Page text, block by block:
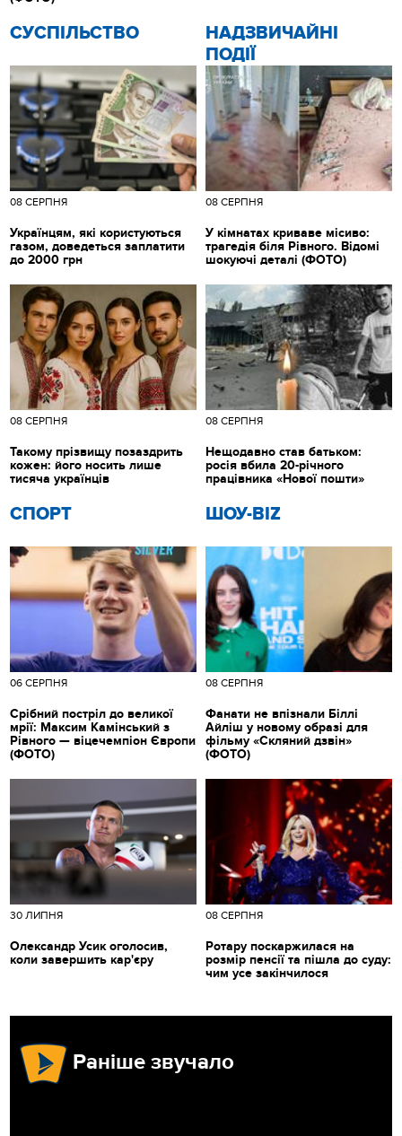
CУСПІЛЬСТВО
08 СЕРПНЯ
Українцям, які користуються
газом, доведеться заплатити
до 2000 грн
НАДЗВИЧАЙНІ
ПОДІЇ
08 СЕРПНЯ
У кімнатах криваве місиво:
трагедія біля Рівного. Відомі
шокуючі деталі (ФОТО)
СПОРТ
06 СЕРПНЯ
Срібний постріл до великої
мрії: Максим Камінський з
Рівного — віцечемпіон Європи
(ФОТО)
ШОУ-BIZ
08 СЕРПНЯ
Фанати не впізнали Біллі
Айліш у новому образі для
фільму «Скляний дзвін»
(ФОТО)
08 СЕРПНЯ
Такому прізвищу позаздрить
кожен: його носить лише
тисяча українців
08 СЕРПНЯ
Нещодавно став батьком:
росія вбила 20-річного
працівника «Нової пошти»
30 ЛИПНЯ
Олександр Усик оголосив,
коли завершить кар'єру
08 СЕРПНЯ
Ротару поскаржилася на
розмір пенсії та пішла до суду:
чим усе закінчилося
Раніше звучало